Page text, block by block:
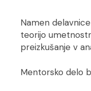
Namen
teorijo
preizkušanje v
Mentorsko delo